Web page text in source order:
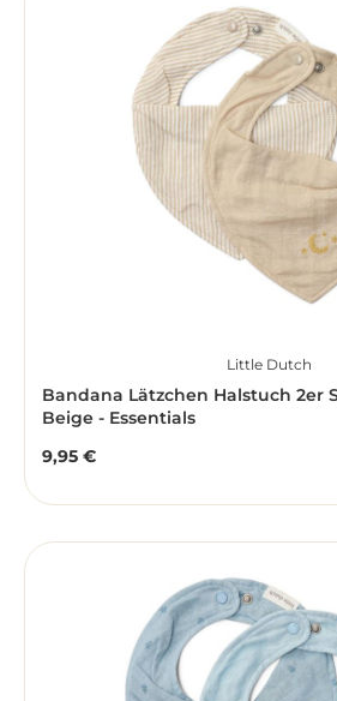
Little Dutch
Bandana Lätzchen Halstuch 2er
Beige - Essentials
Regulärer Preis:
9,95 €